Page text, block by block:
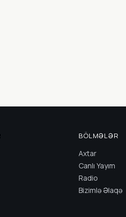
BÖLMƏLƏR
Axtar
Canlı Yayım
Radio
Bizimlə Əlaqə